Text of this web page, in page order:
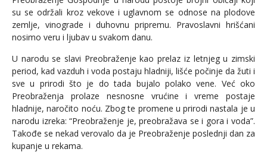
su se održali kroz vekove i uglavnom se odnose na plodove
zemlje, vinograde i duhovnu pripremu. Pravoslavni hrišćani
nosimo veru i ljubav u svakom danu.
U narodu se slavi Preobraženje kao prelaz iz letnjeg u zimski
period, kad vazduh i voda postaju hladniji, lišće počinje da žuti i
sve u prirodi što je do tada bujalo polako vene. Već oko
Preobraženja prolaze nesnosne vrućine i vreme postaje
hladnije, naročito noću. Zbog te promene u prirodi nastala je u
narodu izreka: “Preobraženje je, preobražava se i gora i voda”.
Takođe se nekad verovalo da je Preobraženje poslednji dan za
kupanje u rekama.